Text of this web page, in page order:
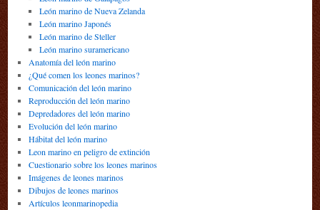
León marino de Nueva Zelanda
León marino Japonés
León marino de Steller
León marino suramericano
Anatomía del león marino
¿Qué comen los leones marinos?
Comunicación del león marino
Reproducción del león marino
Depredadores del león marino
Evolución del león marino
Hábitat del león marino
Leon marino en peligro de extinción
Cuestionario sobre los leones marinos
Imágenes de leones marinos
Dibujos de leones marinos
Artículos leonmarinopedia